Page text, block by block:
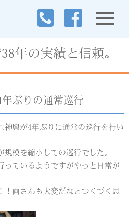
年の実績と信頼。
年ぶりの通常巡行
神輿が4年ぶりに通常の巡行を行い
模を縮小しての巡行でした。
っているようですがやっと日常が
！両さんも大変だなとつくづく思